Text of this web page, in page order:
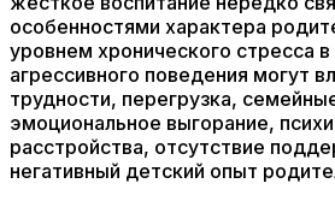
особенностями характера
уровнем хронического стресса
агрессивного поведения могут
трудности, перегрузка,
эмоциональное выгорание,
расстройства, отсутствие
негативный детский опыт